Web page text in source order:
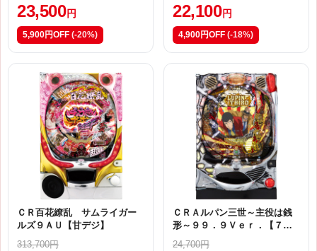
23,500 円
5,900円OFF (-20%)
22,100 円
4,900円OFF (-18%)
ＣＲ百花繚乱 サムライガー
ルズ９ＡＵ【甘デジ】
313,700円
ＣＲＡルパン三世～主役は銭
形～９９．９Ｖｅｒ．【７９
24,700円